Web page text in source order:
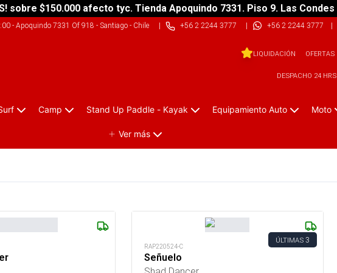
sobre $150.000 afecto tyc. Tienda Apoquindo 7331. Piso 9. Las Condes
- Apoquindo 7331 Of 918 - Santiago - Chile| +56 2 2244 3777 | +56 2 2244 3777 |
LIQUIDACIÓN OFERTAS
DESPACHO 24 HRS
Camp Stand Up Paddle - Kayak Equipamiento Auto Moto
Ver más
ÚLTIMAS 3
RAP220524-C
Señuelo